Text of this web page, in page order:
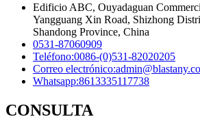
Edificio ABC, Ouyadaguan
Yangguang Xin Road, Shizhong
Shandong Province, China
0531-87060909
Teléfono:0086-(0)531-82020205
Correo electrónico:
Whatsapp:8613335117738
CONSULTA